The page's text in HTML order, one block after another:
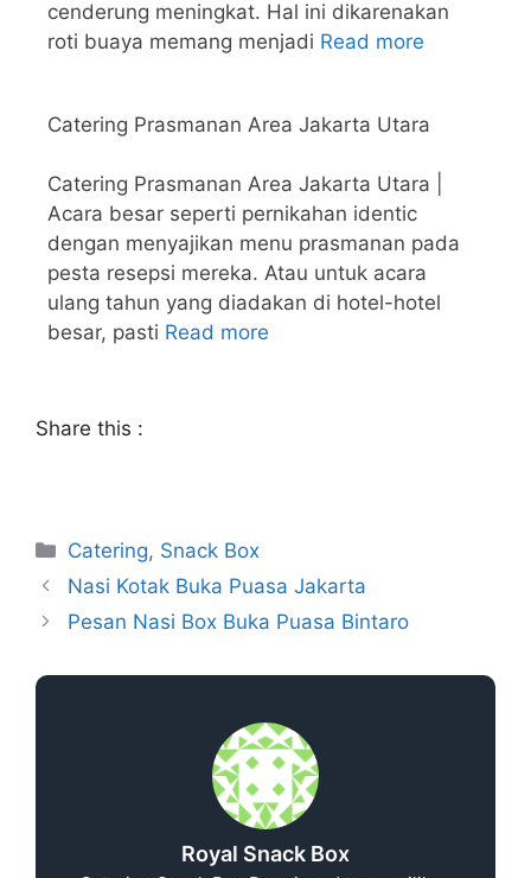
cenderung meningkat. Hal ini dikarenakan
roti buaya memang menjadi Read more
Catering Prasmanan Area Jakarta Utara
Catering Prasmanan Area Jakarta Utara |
Acara besar seperti pernikahan identic
dengan menyajikan menu prasmanan pada
pesta resepsi mereka. Atau untuk acara
ulang tahun yang diadakan di hotel-hotel
besar, pasti Read more
Share this :
Catering, Snack Box
Nasi Kotak Buka Puasa Jakarta
Pesan Nasi Box Buka Puasa Bintaro
Royal Snack Box